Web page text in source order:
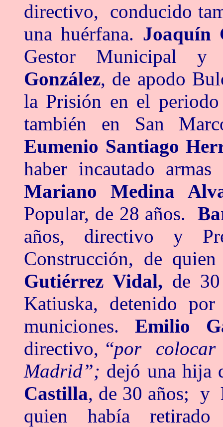
directivo, conducido
una huérfana. Joaquín
Gestor Municipal
González, de apodo
la Prisión en el
también en San
Eumenio Santiago
haber incautado
Mariano Medina
Popular, de 28 años.
años, directivo y
Construcción, de
Gutiérrez Vidal, de
Katiuska, detenido
municiones. Emilio
directivo, “por colocar
Madrid”; dejó una
Castilla, de 30 años; y
quien había retirado